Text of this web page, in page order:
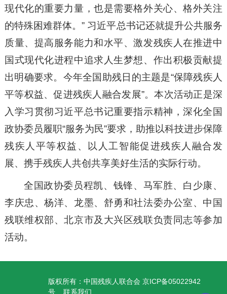
现代化的重要力量，也是需要格外关心、格外关注
的特殊困难群体。” 习近平总书记还就提升公共服务
质量、提高服务能力和水平、激发残疾人在推进中
国式现代化进程中追求人生梦想、作出积极贡献提
出明确要求。今年全国助残日的主题是“保障残疾人
平等权益、促进残疾人融合发展”。本次活动正是深
入学习贯彻习近平总书记重要指示精神，深化全国
政协委员履职“服务为民”要求，助推以科技进步保障
残疾人平等权益、以人工智能促进残疾人融合发
展、携手残疾人共创共享美好生活的实际行动。
全国政协委员程凯、钱锋、马军胜、白少康、
李庆忠、杨洋、龙墨、舒勇和社法委办公室、中国
残联维权部、北京市及大兴区残联负责同志等参加
活动。
版权所有：中国残疾人联合会 京ICP备05022942
号 联系我们